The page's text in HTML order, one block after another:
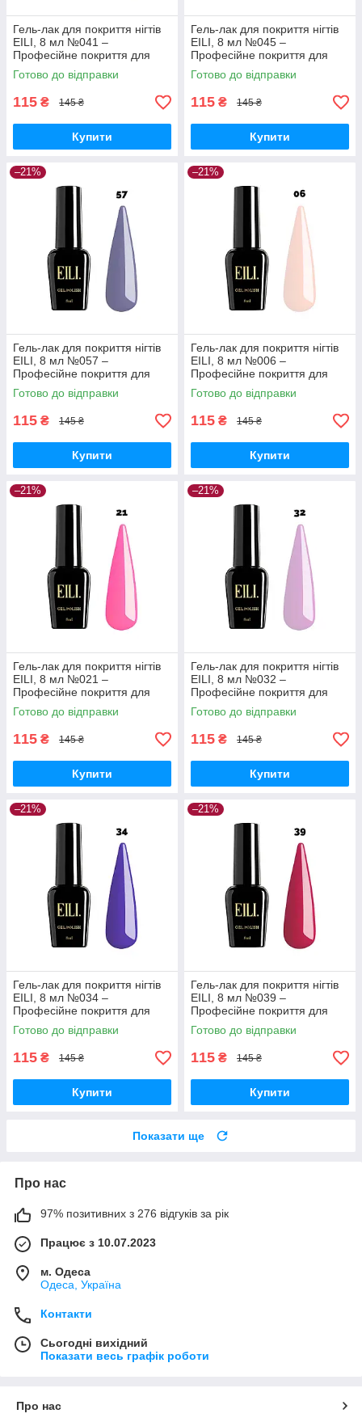
Гель-лак для покриття нігтів
EILI, 8 мл №041 –
Професійне покриття для
ідеального манікюру
Готово до відправки
115 ₴ 145 ₴
Купити
Гель-лак для покриття нігтів
EILI, 8 мл №045 –
Професійне покриття для
ідеального манікюру
Готово до відправки
115 ₴ 145 ₴
Купити
–21%
Гель-лак для покриття нігтів
EILI, 8 мл №057 –
Професійне покриття для
ідеального манікюру
Готово до відправки
115 ₴ 145 ₴
Купити
–21%
Гель-лак для покриття нігтів
EILI, 8 мл №006 –
Професійне покриття для
ідеального манікюру
Готово до відправки
115 ₴ 145 ₴
Купити
–21%
Гель-лак для покриття нігтів
EILI, 8 мл №021 –
Професійне покриття для
ідеального манікюру
Готово до відправки
115 ₴ 145 ₴
Купити
–21%
Гель-лак для покриття нігтів
EILI, 8 мл №032 –
Професійне покриття для
ідеального манікюру
Готово до відправки
115 ₴ 145 ₴
Купити
–21%
Гель-лак для покриття нігтів
EILI, 8 мл №034 –
Професійне покриття для
ідеального манікюру
Готово до відправки
115 ₴ 145 ₴
Купити
–21%
Гель-лак для покриття нігтів
EILI, 8 мл №039 –
Професійне покриття для
ідеального манікюру
Готово до відправки
115 ₴ 145 ₴
Купити
Показати ще
Про нас
97% позитивних з 276 відгуків за рік
Працює з 10.07.2023
м. Одеса
Одеса, Україна
Контакти
Сьогодні вихідний
Показати весь графік роботи
Про нас